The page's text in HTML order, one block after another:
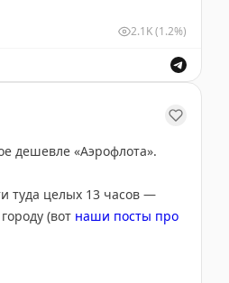
2.1K(1.2%)
дешевле «Аэрофлота».
туда целых 13 часов —
(вот наши посты про